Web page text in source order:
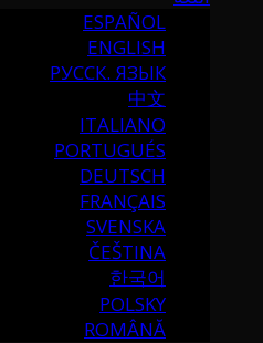
ESPAÑOL
ENGLISH
РУССК. ЯЗЫК
中文
ITALIANO
PORTUGUÉS
DEUTSCH
FRANÇAIS
SVENSKA
ČEŠTINA
한국어
POLSKY
ROMÂNĂ